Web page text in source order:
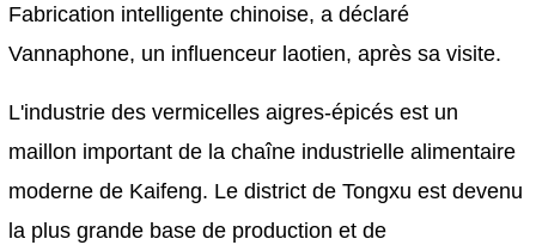
Fabrication intelligente chinoise, a déclaré
Vannaphone, un influenceur laotien, après sa visite.
L'industrie des vermicelles aigres-épicés est un
maillon important de la chaîne industrielle alimentaire
moderne de Kaifeng. Le district de Tongxu est devenu
la plus grande base de production et de